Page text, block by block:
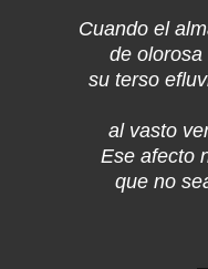
Cuando el
de olorosa
su terso
al vasto
Ese afecto
que no